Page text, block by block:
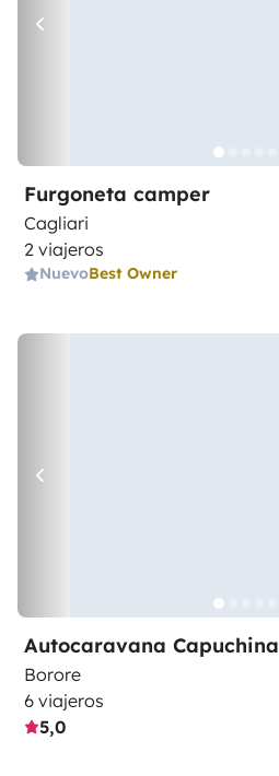
Furgoneta camper
Cagliari
2 viajeros
NuevoBest Owner
Autocaravana Capuchina
Borore
6 viajeros
5,0